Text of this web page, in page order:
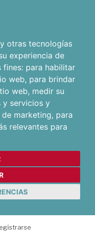
otras tecnologías
experiencia de
fines: para habilitar
web, para brindar
web, medir su
y servicios y
marketing, para
relevantes para